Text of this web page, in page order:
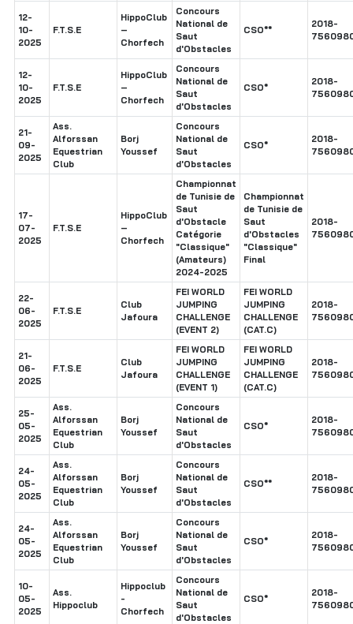
12-
10-
2025
F.T.S.E
HippoClub
–
Chorfech
Concours
National de
Saut
d'Obstacles
CSO**
2018-
12-
10-
2025
F.T.S.E
HippoClub
–
Chorfech
Concours
National de
Saut
d'Obstacles
CSO*
2018-
21-
09-
2025
Ass.
Alforssan
Equestrian
Club
Borj
Youssef
Concours
National de
Saut
d'Obstacles
CSO*
2018-
17-
07-
2025
F.T.S.E
HippoClub
–
Chorfech
Championnat
de Tunisie de
Saut
d'Obstacle
Catégorie
"Classique"
(Amateurs)
2024-2025
Championnat
de Tunisie de
Saut
d'Obstacles
"Classique"
Final
2018-
22-
06-
2025
F.T.S.E
Club
Jafoura
FEI WORLD
JUMPING
CHALLENGE
(EVENT 2)
FEI WORLD
JUMPING
CHALLENGE
(CAT.C)
2018-
21-
06-
2025
F.T.S.E
Club
Jafoura
FEI WORLD
JUMPING
CHALLENGE
(EVENT 1)
FEI WORLD
JUMPING
CHALLENGE
(CAT.C)
2018-
25-
05-
2025
Ass.
Alforssan
Equestrian
Club
Borj
Youssef
Concours
National de
Saut
d'Obstacles
CSO*
2018-
24-
05-
2025
Ass.
Alforssan
Equestrian
Club
Borj
Youssef
Concours
National de
Saut
d'Obstacles
CSO**
2018-
24-
05-
2025
Ass.
Alforssan
Equestrian
Club
Borj
Youssef
Concours
National de
Saut
d'Obstacles
CSO*
2018-
10-
05-
2025
Ass.
Hippoclub
Hippoclub
-
Chorfech
Concours
National de
Saut
d'Obstacles
CSO*
2018-